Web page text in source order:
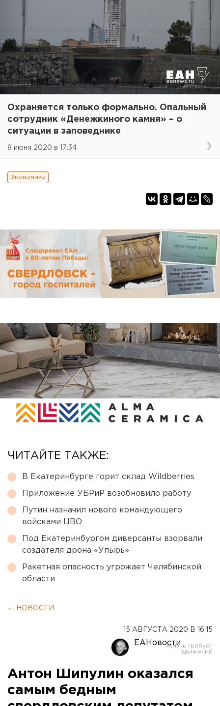
Охраняется только формально. Опальный
сотрудник «Денежкиного камня» – о
ситуации в заповеднике
8 июня 2020 в 17:34
Экономика
ЧИТАЙТЕ ТАКЖЕ:
В Екатеринбурге горит склад Wildberries
Приложение УБРиР возобновило работу
Путин назначил нового командующего
войсками ЦВО
Под Екатеринбургом диверсанты взорвали
создателя дрона «Упырь»
Ракетная опасность угрожает Челябинской
области
← НОВОСТИ
15 АВГУСТА 2020 В 16:15
ЕАНовости
Антон Шипулин оказался
самым бедным